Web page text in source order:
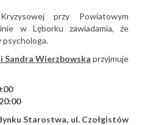
przy Powiatowym
w Lęborku zawiadamia, że
psychologa.
Sandra Wierzbowska przyjmuje
Starostwa, ul. Czołgistów